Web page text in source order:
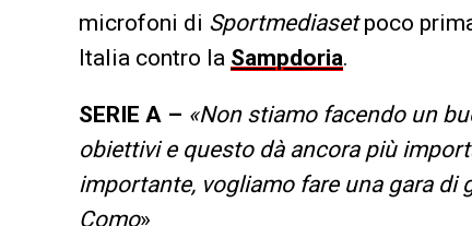
microfoni di Sportmediasetpoco
Italia contro la Sampdoria.
SERIE A – «Non stiamo facendo un
obiettivi e questo dà ancora più
importante, vogliamo fare una gara di
Como»